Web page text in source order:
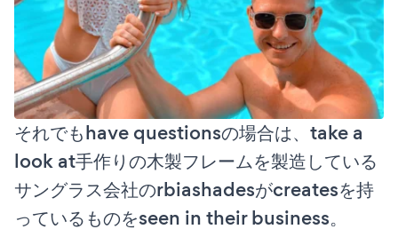
それでもhave questionsの場合は、take a
look at手作りの木製フレームを製造している
サングラス会社のrbiashadesがcreatesを持
っているものをseen in their business。